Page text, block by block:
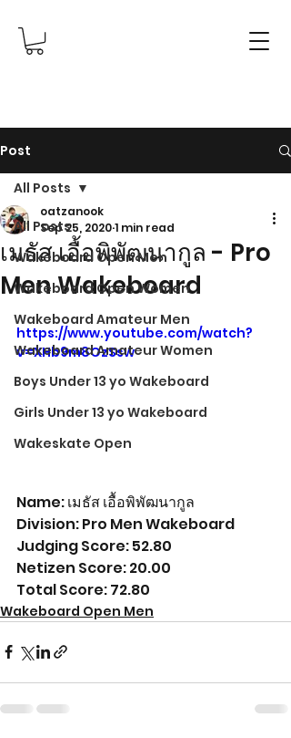
Post
All Posts
Wakeboard Open Men
Wakeboard Open Women
Wakeboard Amateur Men
Wakeboard Amateur Women
Boys Under 13 yo Wakeboard
Girls Under 13 yo Wakeboard
Wakeskate Open
All Posts
เมธัส เอื้อพิพัฒนากูล - Pro
Men Wakeboard
oatzanook
Sep 25, 20201 min read
https://www.youtube.com/watch?
v=XHb9m8OzSsw
Name: เมธัส เอื้อพิพัฒนากูล
Division: Pro Men Wakeboard
Judging Score: 52.80
Netizen Score: 20.00
Total Score: 72.80
Wakeboard Open Men